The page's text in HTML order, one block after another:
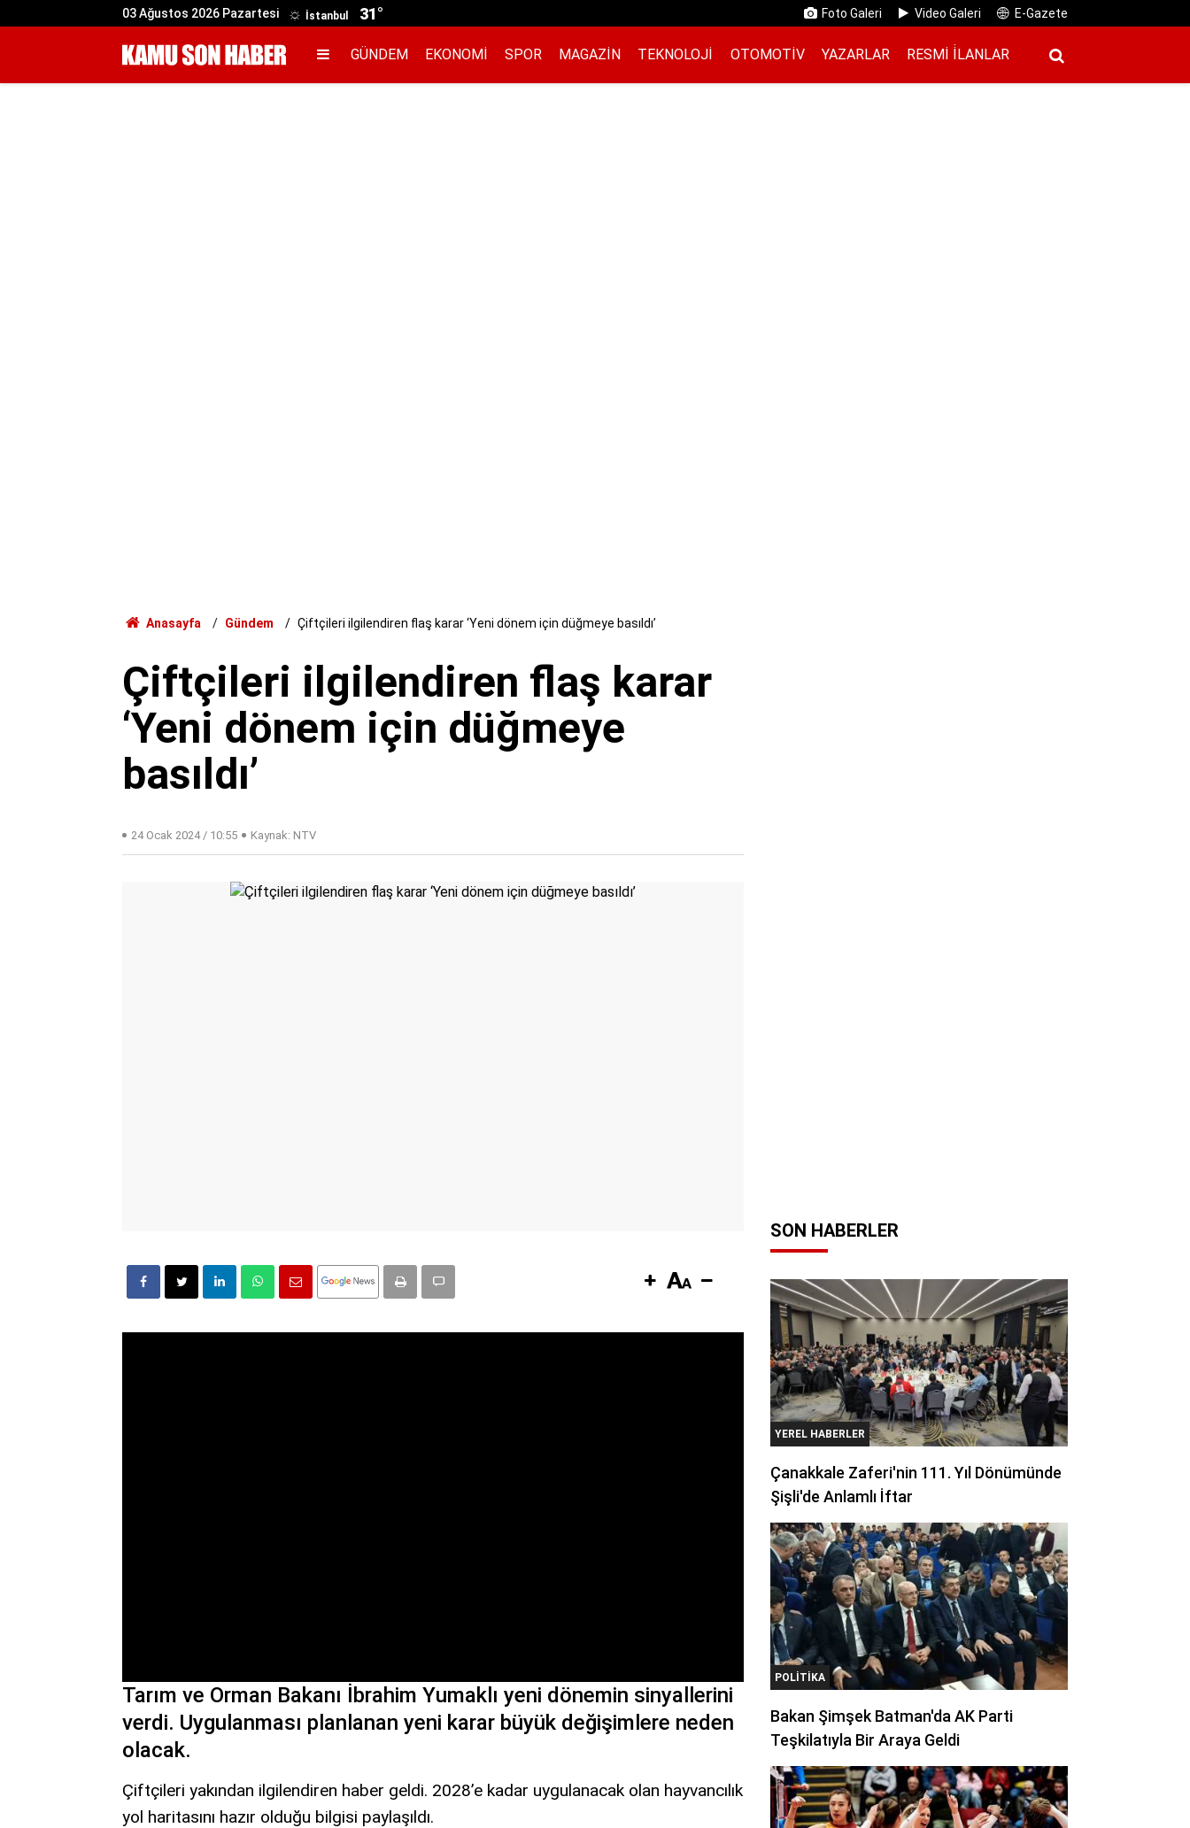
03 Ağustos 2026 Pazartesi İstanbul 31° Foto Galeri Video Galeri E-Gazete
GÜNDEM EKONOMI SPOR MAGAZIN TEKNOLOJI OTOMOTIV YAZARLAR RESMI İ̇LANLAR
Anasayfa Gündem Çiftçileri ilgilendiren flaş karar ‘Yeni dönem için düğmeye basıldı’
Çiftçileri ilgilendiren flaş karar
‘Yeni dönem için düğmeye
basıldı’
24 Ocak 2024 / 10:55 Kaynak: NTV
Tarım ve Orman Bakanı İbrahim Yumaklı yeni dönemin sinyallerini
verdi. Uygulanması planlanan yeni karar büyük değişimlere neden
olacak.
Çiftçileri yakından ilgilendiren haber geldi. 2028’e kadar uygulanacak olan hayvancılık
yol haritasını hazır olduğu bilgisi paylaşıldı.
SON HABERLER
YEREL HABERLER
Çanakkale Zaferi'nin 111. Yıl Dönümünde
Şişli'de Anlamlı İftar
POLITIKA
Bakan Şimşek Batman'da AK Parti
Teşkilatıyla Bir Araya Geldi